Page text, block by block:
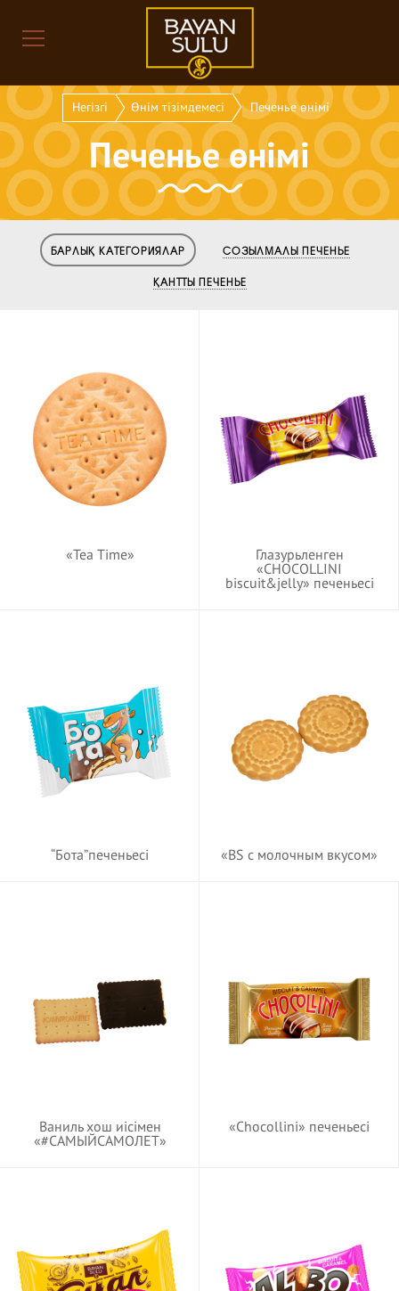
Негізгі Өнім тізімдемесі Печенье өнімі
Печенье өнімі
БАРЛЫҚ КАТЕГОРИЯЛАР СОЗЫЛМАЛЫ ПЕЧЕНЬЕ
ҚАНТТЫ ПЕЧЕНЬЕ
«Tea Time»
Глазурьленген
«CHOCOLLINI
biscuit&jelly» печеньесі
“Бота”печеньесі «BS c молочным вкусом»
Ваниль хош иісімен
«#САМЫЙСАМОЛЕТ»
«Chocollini» печеньесі